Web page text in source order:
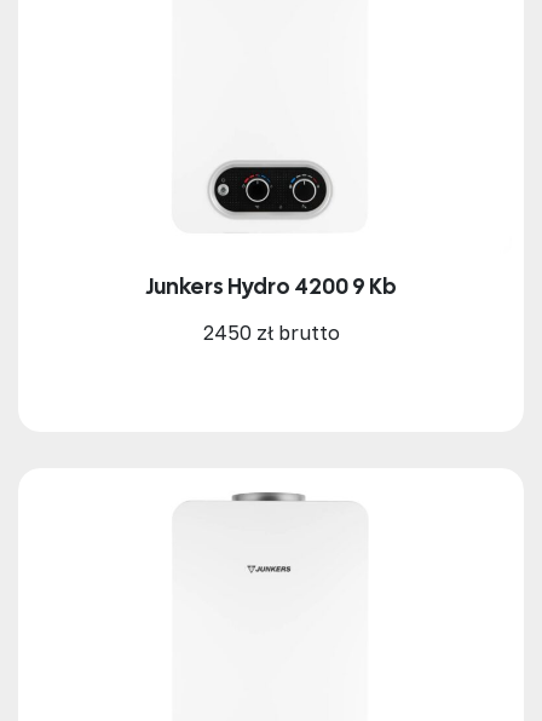
Junkers Hydro 4200 9 Kb
2450 zł brutto